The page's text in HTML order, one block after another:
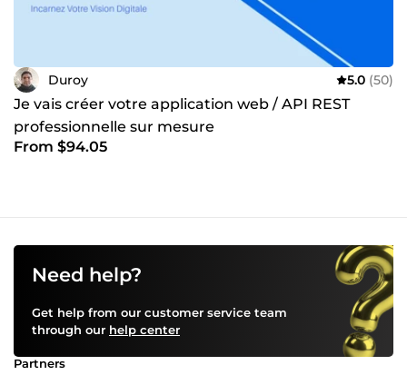
Duroy 5.0 (50)
Je vais créer votre application web / API REST
professionnelle sur mesure
From $94.05
Need help?
Get help from our customer service team
through our help center
Partners